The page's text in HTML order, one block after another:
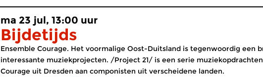
ma 23 jul, 13:00 uur
Bijdetijds
Ensemble Courage. Het voormalige Oost-Duitsland is tegenwoordig een
interessante muziekprojecten. /Project 21/ is een serie
Courage uit Dresden aan componisten uit verscheidene landen.